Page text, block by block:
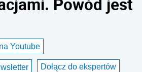
Youtube
Dołącz do ekspertów